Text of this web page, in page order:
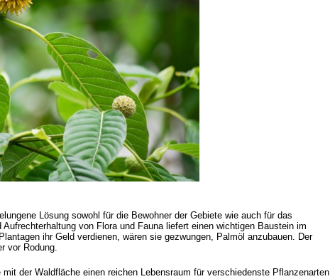
Lösung sowohl für die Bewohner der Gebiete wie auch für das
von Flora und Fauna liefert einen wichtigen Baustein im
ihr Geld verdienen, wären sie gezwungen, Palmöl anzubauen. Der
vor Rodung.
der Waldfläche einen reichen Lebensraum für verschiedenste Pflanzenarten